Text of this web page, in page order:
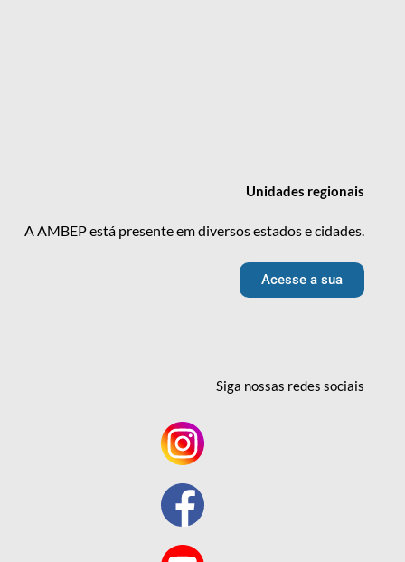
Unidades regionais
A AMBEP está presente em diversos estados e cidades.
Acesse a sua
Siga nossas redessociais